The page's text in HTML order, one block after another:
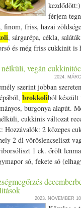
férjem
finom, friss, hazai
, sárgarépa, cékla,
és még friss cukkinit
nagyon finom lesz. H
1 csésze
felaprított sárgarépa 1/­­2
(vegán változatban
1 tk. római
1 tk. őrölt
Vegyszermentes (bio)
mosd meg és vágd
fel az edényt és tedd
édesköményt, római
és a
hozzá a
brokkolit, a
nélküli, vegán
2024.
szerint jobban
brokkoliból készült
burgonya alapút.
cukkinis változat
Hozzávalók: 2 közepes
2 dl vöröslencseliszt
1 ek. őrölt
só, fekete só
2023. NOVEMBER